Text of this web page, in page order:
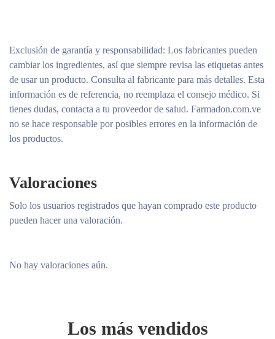
Exclusión de garantía y responsabilidad: Los fabricantes pueden
cambiar los ingredientes, así que siempre revisa las etiquetas antes
de usar un producto. Consulta al fabricante para más detalles. Esta
información es de referencia, no reemplaza el consejo médico. Si
tienes dudas, contacta a tu proveedor de salud. Farmadon.com.ve
no se hace responsable por posibles errores en la información de
los productos.
Valoraciones
No hay valoraciones aún.
Solo los usuarios registrados que hayan comprado este producto
pueden hacer una valoración.
Los más vendidos